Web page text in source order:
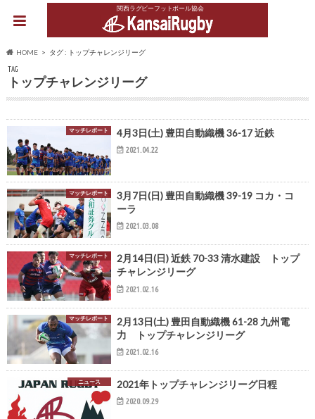
関西ラグビーフットボール協会
HOME タグ : トップチャレンジリーグ
TAG
トップチャレンジリーグ
マッチレポート 4月3日(土) 豊⽥⾃動織機 36-17 近鉄
2021.04.22
マッチレポート
3月7日(日) 豊田自動織機 39-19 コカ・コ
ーラ
2021.03.08
マッチレポート
2月14日(日) 近鉄 70-33 清水建設 トップ
チャレンジリーグ
2021.02.16
マッチレポート
2月13日(土) 豊田自動織機 61-28 九州電
力 トップチャレンジリーグ
2021.02.16
ニュース 2021年トップチャレンジリーグ日程
2020.09.29